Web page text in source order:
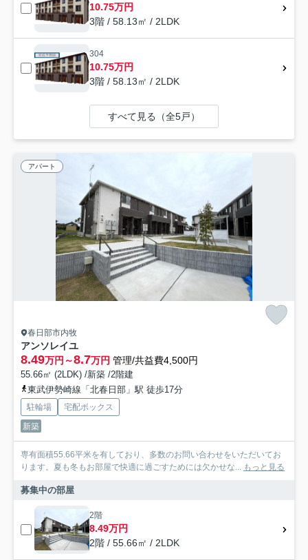
10.75万円
3階 / 58.13㎡ / 2LDK
304
10.75万円
3階 / 58.13㎡ / 2LDK
すべて見る（全5戸）
アパート
春日部市内牧
アンソレイユ
8.49万円～8.7万円 管理/共益費4,500円
55.66㎡ (2LDK) /新築 /2階建
東武伊勢崎線「北春日部」駅 徒歩17分
駐輪場
宅配ボックス
新築
専有面積55.66平米を有しており、多数のお問い合わせをいただいてお
ります。夏も冬もお部屋で快適に過ごすためには欠かせな... もっと見る
募集中の部屋
2階
8.49万円
2階 / 55.66㎡ / 2LDK